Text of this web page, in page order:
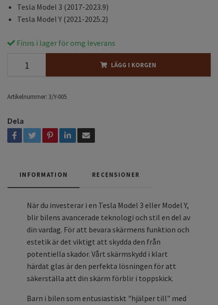
Tesla Model 3 (2017-2023.9)
Tesla Model Y (2021-2025.2)
Finns i lager för omg leverans
LÄGG I KORGEN
Artikelnummer: 3/Y-005
Dela
INFORMATION RECENSIONER
När du investerar i en Tesla Model 3 eller Model Y,
blir bilens avancerade teknologi och stil en del av
din vardag. För att bevara skärmens funktion och
estetik är det viktigt att skydda den från
potentiella skador. Vårt skärmskydd i klart
härdat glas är den perfekta lösningen för att
säkerställa att din skärm förblir i toppskick.
Barn i bilen som entusiastiskt "hjälper till" med